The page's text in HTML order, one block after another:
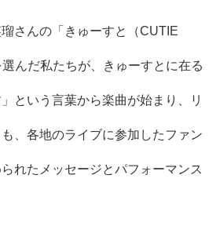
さんの「きゅーすと（CUTIE
んだ私たちが、きゅーすとに在る
という言葉から楽曲が始まり、リ
、各地のライブに参加したファン
れたメッセージとパフォーマンス